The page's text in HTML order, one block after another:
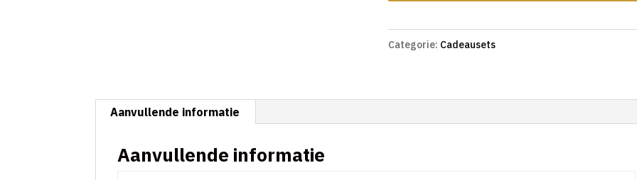
Categorie: Cadeausets
Aanvullende informatie
Aanvullende informatie